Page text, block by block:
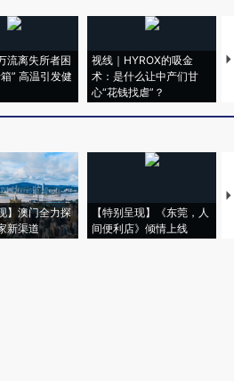
流离失所者困
” 高温引发健
视线｜HYROX的吸金
术：是什么让中产们甘
心“花钱找虐”？
】澳门全力探
新渠道
【特别呈现】《东莞，人
间便利店》倾情上线